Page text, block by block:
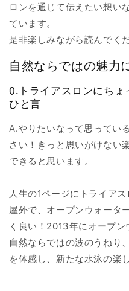
ロンを通じて伝えたい想い
ています。
是非楽しみながら読んでく
自然ならではの魅力
Q.トライアスロンにち
ひと言
A.やりたいなって思ってい
さい！きっと思いがけない
できると思います。
人生の1ページにトライア
屋外で、オープンウォータ
く良い！2013年にオープン
自然ならではの波のうねり
を体感し、新たな水泳の楽